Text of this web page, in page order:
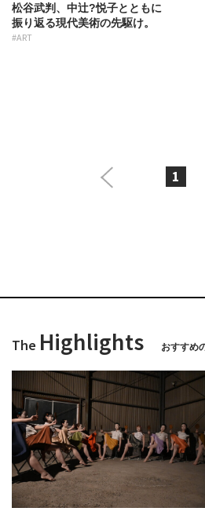
松谷武判、中辻?悦子とともに
振り返る現代美術の先駆け。
#ART
1
The Highlights おすすめ